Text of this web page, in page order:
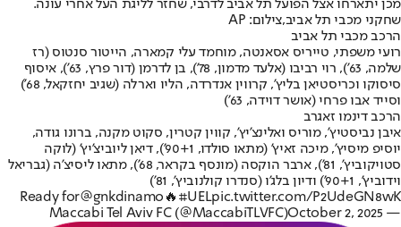
מכן יתארחו אצל הפועל תל אביב לדרבי, שחזר לליגת העל אחרי עונה.
שחקני מכבי תל אביב,צילום: AP
הרכב מכבי תל אביב
רועי משפתי, טייריס אסאנטה, מוחמד עלי קמארה, הייטור סנטוס (רז
שלמה, 63'), רוי רביבו (אלעד מדמון, 78'), בן לדרמן (דור פרץ, 63'), איסוף
סיסוקו וכריסטיאן בליץ', קרווין אנדרדה, הליו וארלה (שגיב יחזקאל, 68')
וסייד אבו פרחי (אושר דוידה, 63')
הרכב דינמו זאגרב
איבן נביסטיץ', מוריס ואלינצ'יץ', קווין קטרין, סקוט מקנה, ברונו גודה,
יוסיפ מיסיץ', מיכה זאיץ' (מתאו סולדו, 90+1'), דיאן ליוביצ'יץ' (לוקה
סטויקוביץ', 81'), ארבר הוקסה (מונסף בקראר, 68'), מתאו ליסיצ'ה (גבריאל
וידוביץ', 90+1') ודיון בלג'ו (סנדרו קולנוביץ', 81')
Ready for@gnkdinamo 🔥 #UELpic.twitter.com/P2UdeGN8wK
— Maccabi Tel Aviv FC (@MaccabiTLVFC)
October 2, 2025